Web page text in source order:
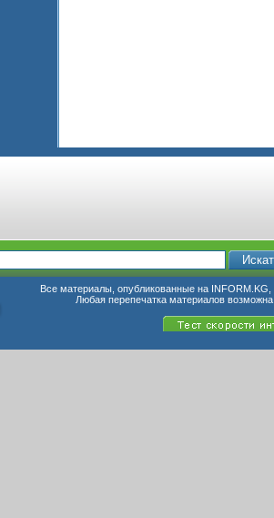
Все материалы, опубликованные на INFORM.KG,
Любая перепечатка материалов